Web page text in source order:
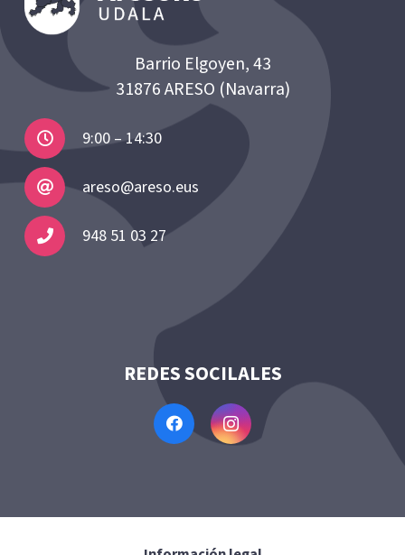
Barrio Elgoyen, 43
31876 ARESO (Navarra)
9:00 – 14:30
areso@areso.eus
948 51 03 27
REDES SOCILALES